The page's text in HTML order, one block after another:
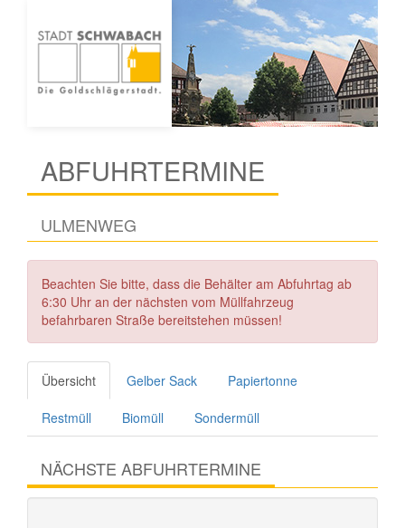
ABFUHRTERMINE
ULMENWEG
Beachten Sie bitte, dass die Behälter am Abfuhrtag ab
6:30 Uhr an der nächsten vom Müllfahrzeug
befahrbaren Straße bereitstehen müssen!
Übersicht Gelber Sack Papiertonne
Restmüll Biomüll Sondermüll
NÄCHSTE ABFUHRTERMINE